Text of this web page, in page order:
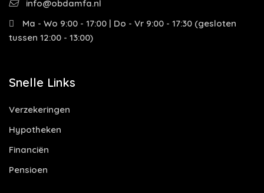
info@obdamfa.nl
Ma - Wo 9:00 - 17:00 | Do - Vr 9:00 - 17:30 (gesloten
tussen 12:00 - 13:00)
Snelle Links
Verzekeringen
Hypotheken
Financiën
Pensioen